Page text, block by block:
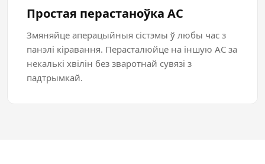
Простая перастаноўка АС
Змяняйце аперацыйныя сістэмы ў любы час з
панэлі кіравання. Перасталюйце на іншую АС за
некалькі хвілін без зваротнай сувязі з
падтрымкай.